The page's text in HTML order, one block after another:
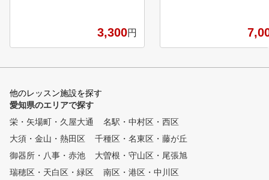
れるかな？」・「チャレンジし
なイメージをお持ちの方も心配
クターが女性や初心者の各々の
レベルや目標に合わせて、優し
すので安心してチャレンジくだ
さい！ ②楽しみながら上達で
きる！ 会員様のゴルフライフ
がより楽しく充実したものなる
よう、お客様の目標やうまくな
3,300円
他のレッスン施設を探す
愛知県のエリアで探す
栄・矢場町・久屋大通
名駅・中村区・西区
大須・金山・熱田区
千種区・名東区・藤が丘
御器所・八事・赤池
大曽根・守山区・尾張旭
瑞穂区・天白区・緑区
南区・港区・中川区